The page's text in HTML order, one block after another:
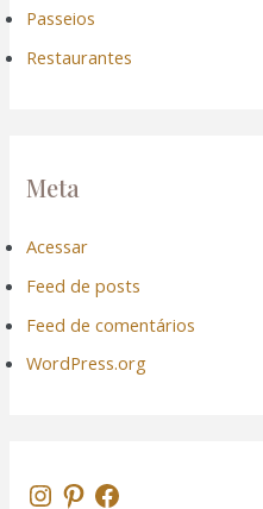
Passeios
Restaurantes
Meta
Acessar
Feed de posts
Feed de comentários
WordPress.org